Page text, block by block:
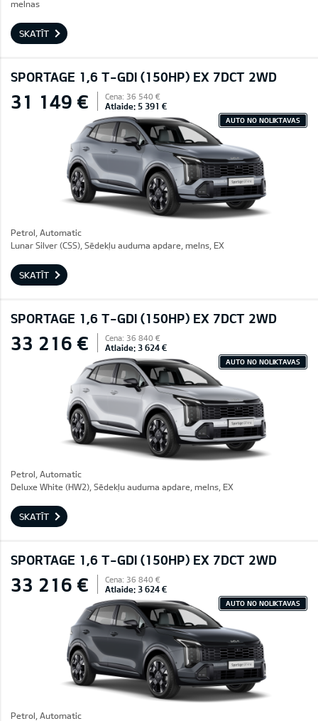
melnas
SKATĪT
SPORTAGE 1,6 T-GDI (150HP) EX 7DCT 2WD
31 149 € Cena: 36 540 €
Atlaide: 5 391 €
AUTO NO NOLIKTAVAS
Petrol, Automatic
Lunar Silver (CSS), Sēdekļu auduma apdare, melns, EX
SKATĪT
SPORTAGE 1,6 T-GDI (150HP) EX 7DCT 2WD
33 216 € Cena: 36 840 €
Atlaide: 3 624 €
AUTO NO NOLIKTAVAS
Petrol, Automatic
Deluxe White (HW2), Sēdekļu auduma apdare, melns, EX
SKATĪT
SPORTAGE 1,6 T-GDI (150HP) EX 7DCT 2WD
33 216 € Cena: 36 840 €
Atlaide: 3 624 €
AUTO NO NOLIKTAVAS
Petrol, Automatic